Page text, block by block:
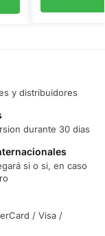
y distribuidores
durante 30 dias
si o si, en caso
/ Visa /